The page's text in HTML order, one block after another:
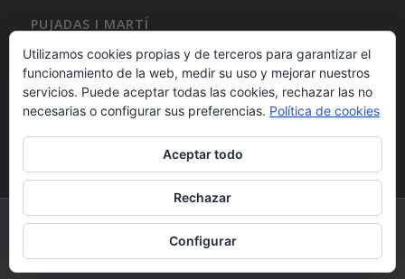
PUJADAS I MARTÍ
Cortinas en Barcelona
Tendencia en cortinas
Asesoramiento en cortinas
Decoración en cortinas
PUJADAS i MARTÍ 2015 - calle Bailèn 236 08037 – Barcelona – España -
932 13 89 08 - - Desarrollo Web porB2B activa
Utilizamos cookies propias y de terceros para garantizar el
funcionamiento de la web, medir su uso y mejorar nuestros
servicios. Puede aceptar todas las cookies, rechazar las no
necesarias o configurar sus preferencias. Política de cookies
Aceptar todo
Rechazar
Configurar